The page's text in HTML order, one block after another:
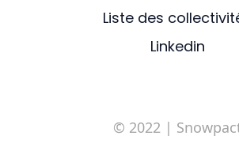
Liste des
Linkedin
© 2022 |